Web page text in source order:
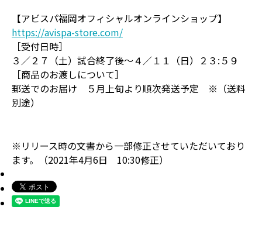
【アビスパ福岡オフィシャルオンラインショップ】
https://avispa-store.com/
［受付日時］
３／２７（土）試合終了後～４／１１（日）２３:５９
［商品のお渡しについて］
郵送でのお届け ５月上旬より順次発送予定 ※（送料
別途）
※リリース時の文書から一部修正させていただいており
ます。（2021年4月6日 10:30修正）